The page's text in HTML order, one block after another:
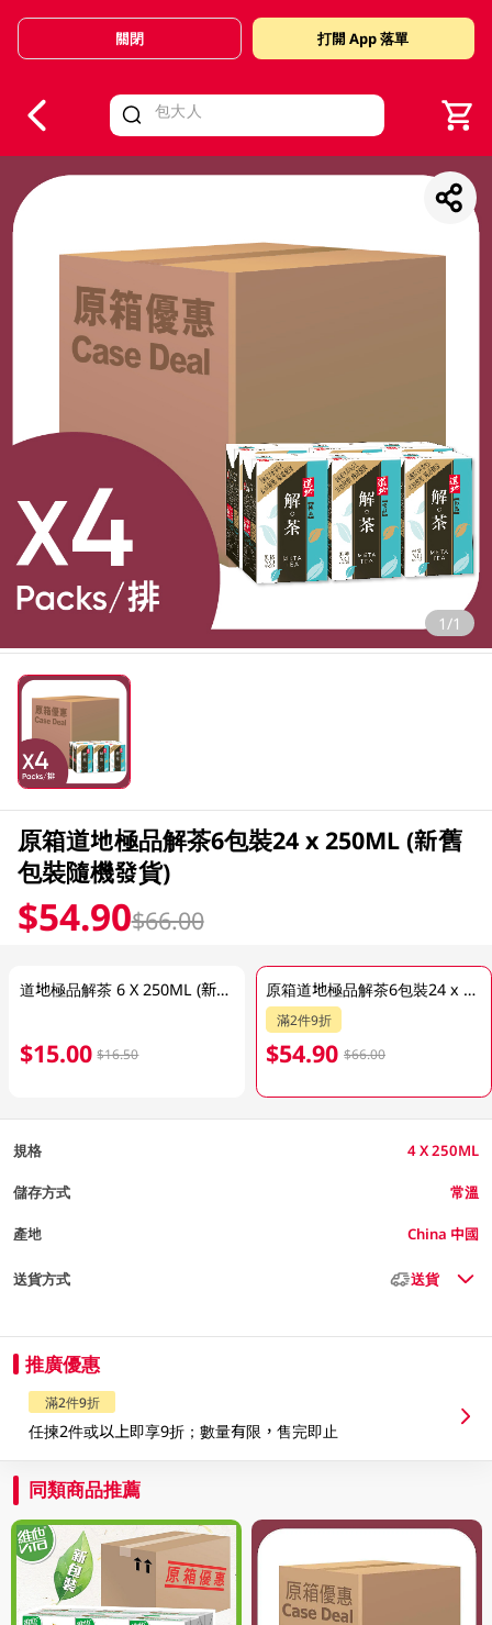
Valid Until 30 June 2026
關閉 打開 App 落單
1/1
原箱道地極品解茶6包裝24 x 250ML (新舊
包裝隨機發貨)
$54.90$66.00
道地極品解茶 6 X 250ML (新舊包裝隨機發貨)
$15.00 $16.50
原箱道地極品解茶6包裝24 x 250ML (新舊包裝隨機發貨)
滿2件9折
$54.90 $66.00
規格 4 X 250ML
儲存方式 常溫
產地 China 中國
送貨方式 送貨
推廣優惠
滿2件9折
任揀2件或以上即享9折；數量有限，售完即止
同類商品推薦